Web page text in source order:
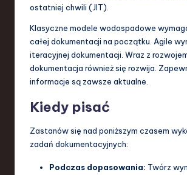
ostatniej chwili (JIT).
Klasyczne modele wodospadowe
całej dokumentacji na początku. Agile
iteracyjnej dokumentacji. Wraz z
dokumentacja również się rozwija.
informacje są zawsze aktualne.
Kiedy pisać
Zastanów się nad poniższym czasem
zadań dokumentacyjnych:
Podczas dopasowania: Twórz